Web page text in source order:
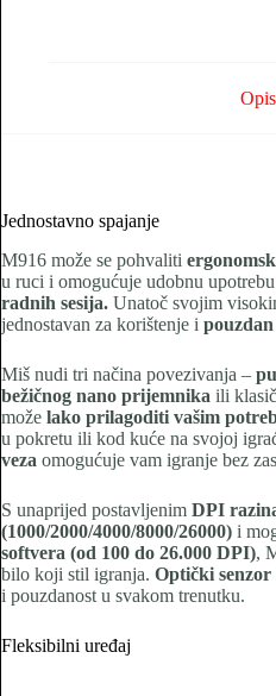
Opis
Jednostavno spajanje
M916 može se pohvaliti
u ruci i omogućuje udobnu
radnih sesija. Unatoč svojim
jednostavan za korištenje i
Miš nudi tri načina povezivanja –
bežičnog nano prijemnika ili
može lako prilagoditi vašim
u pokretu ili kod kuće na svojoj
veza omogućuje vam igranje bez
S unaprijed postavljenim DPI
(1000/2000/4000/8000/26000) i
softvera (od 100 do 26.000 DPI),
bilo koji stil igranja. Optički
i pouzdanost u svakom trenutku.
Fleksibilni uređaj